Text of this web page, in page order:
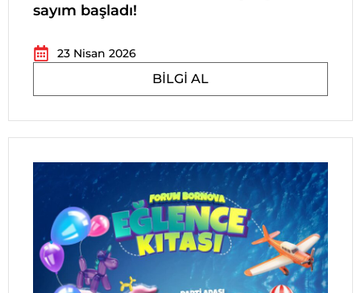
sayım başladı!
23 Nisan 2026
BILGI AL